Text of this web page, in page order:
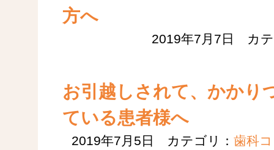
方へ
2019年7月7日 カ
お引越しされて、かかり
ている患者様へ
2019年7月5日 カテゴリ： 歯科